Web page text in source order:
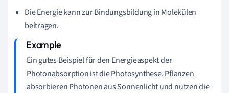
Die Energie kann zur Bindungsbildung in Molekülen
beitragen.
Ein gutes Beispiel für den Energieaspekt der
Photonabsorption ist die Photosynthese. Pflanzen
absorbieren Photonen aus Sonnenlicht und nutzen die